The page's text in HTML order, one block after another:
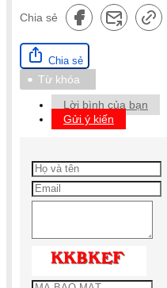
Chia sẻ
Chia sẻ
Từ khóa
Lời bình của bạn
Gửi ý kiến